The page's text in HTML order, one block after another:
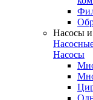
Насосы и
Насосы